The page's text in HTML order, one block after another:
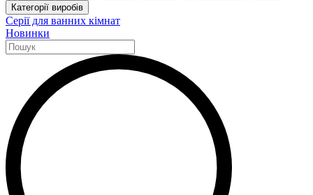
Категорії виробів
Серії для ванних кімнат
Новинки